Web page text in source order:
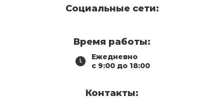
Социальные сети:
Время работы:
Ежедневно
с 9:00 до 18:00
Контакты: